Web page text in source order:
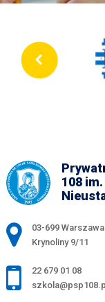
108
Adres pocztowy:
03-699 Warszawa
Krynoliny 9/11
22 679 01 08
szkola@psp108.pl